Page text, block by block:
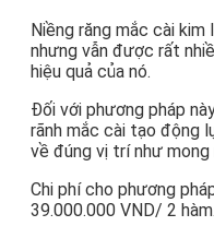
Niềng răng mắc cài
nhưng vẫn được rất
hiệu quả của nó.
Đối với phương pháp
rãnh mắc cài tạo động
về đúng vị trí như mong
Chi phí cho phương
39.000.000 VND/ 2 hàm.